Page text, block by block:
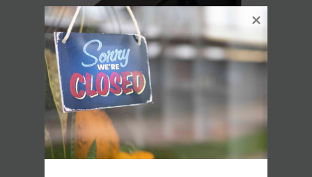
Poignée Cuve Authentique Cocotte
Minute Seb
En stock
11,45€TTC